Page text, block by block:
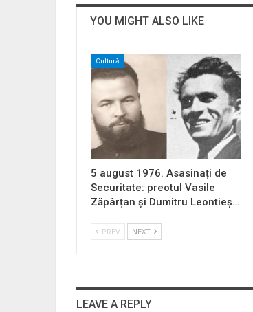
YOU MIGHT ALSO LIKE
Cultură
5 august 1976. Asasinați de
Securitate: preotul Vasile
Zăpârțan și Dumitru Leontieș…
PREV NEXT
LEAVE A REPLY